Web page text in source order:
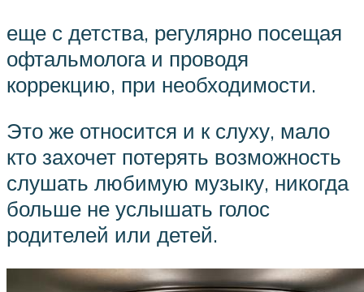
еще с детства, регулярно посещая
офтальмолога и проводя
коррекцию, при необходимости.
Это же относится и к слуху, мало
кто захочет потерять возможность
слушать любимую музыку, никогда
больше не услышать голос
родителей или детей.